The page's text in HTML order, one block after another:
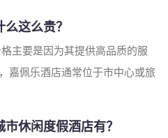
这么贵？
主要是因为其提供高品质的服
嘉佩乐酒店通常位于市中心或旅
休闲度假酒店有？